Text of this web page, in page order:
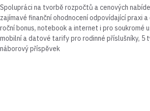
Spolupráci na tvorbě rozpočtů a cenových
zajímavé finanční ohodnocení odpovídající praxi
roční bonus, notebook a internet i pro soukromé
mobilní a datové tarify pro rodinné příslušníky, 5
náborový příspěvek